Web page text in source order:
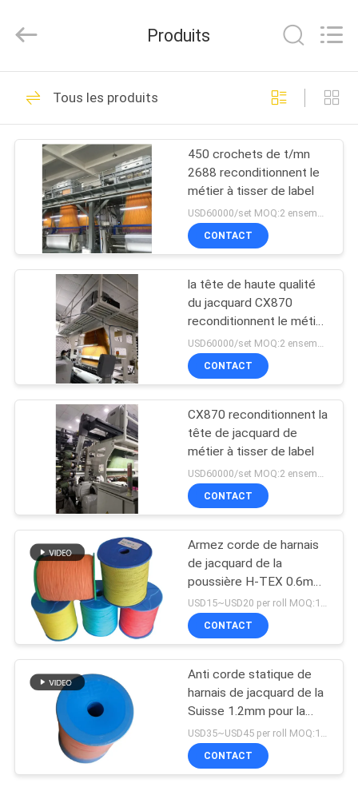
MAISON
PRODUITS
VIDÉOS
PROPOS
NOUS
VISITE
L'USINE
CONTRÔLE
QUALITÉ
NOUS
CONTACTER
DEMANDEZ
UN DEVIS
Goodfore
All
Reserved.
Métiers à tisser de
tissage de jacquard
20
Métier à tisser de
jacquard
électronique
19
Tête de jacquard
Accomplissez le
harnais de jacquard
20
15
Produits
Tous les produits
450 crochets de t/mn
2688 reconditionnent le
métier à tisser de label
USD60000/set MOQ:2 ensembles
CONTACT
la tête de haute qualité
du jacquard CX870
reconditionnent le métier
à tisser de label
CONTACT
CX870 reconditionnent la
tête de jacquard de
métier à tisser de label
CONTACT
Armez corde de harnais
de jacquard de la
poussière H-TEX 0.6mm
de couleur faite sur
commande de qualité
l'anti
USD15~USD20 per roll MOQ:18 Rolls
CONTACT
Anti corde statique de
harnais de jacquard de la
Suisse 1.2mm pour la
machine électronique de
jacquard
USD35~USD45 per roll MOQ:18 Rolls
CONTACT